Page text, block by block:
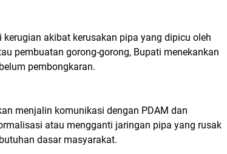
kerugian akibat kerusakan pipa yang dipicu oleh
pembuatan gorong-gorong, Bupati menekankan
pembongkaran.
menjalin komunikasi dengan PDAM dan
atau mengganti jaringan pipa yang rusak
dasar masyarakat.